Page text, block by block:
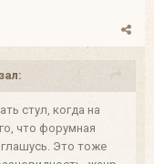
стул, когда на
что форумная
Это тоже